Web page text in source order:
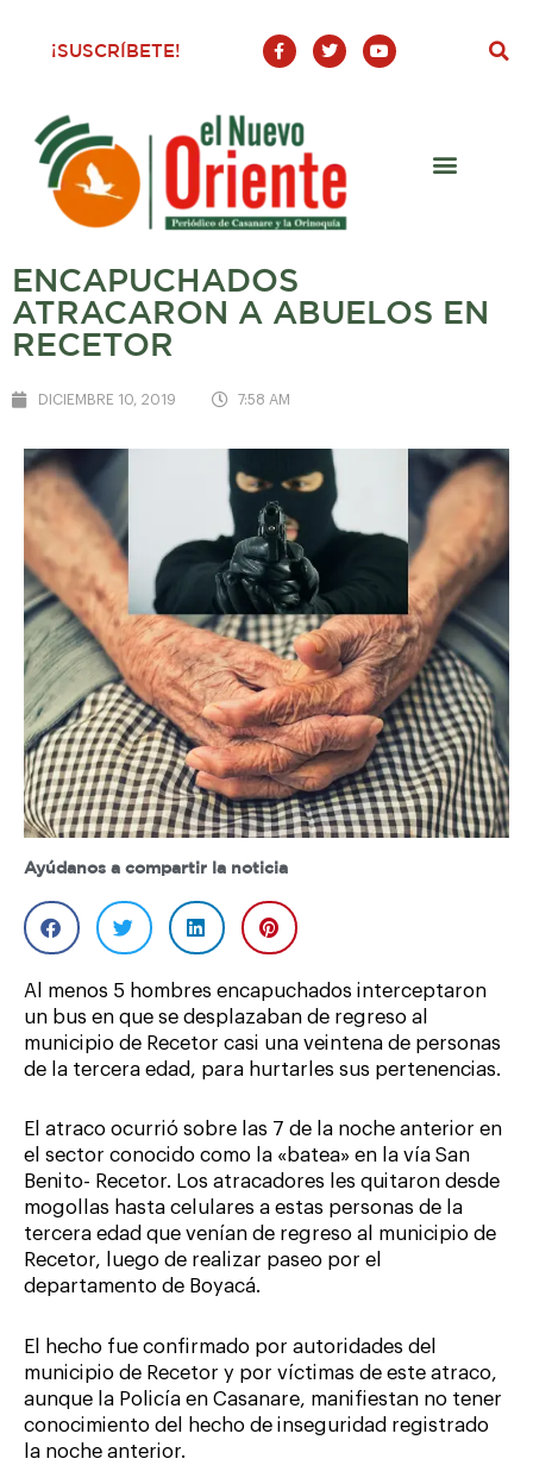
¡SUSCRÍBETE!
F
a
c
o
o
-
T
w
i
Y
o
u
ENCAPUCHADOS
ATRACARON A ABUELOS EN
RECETOR
DICIEMBRE 10, 2019 7:58 AM
Ayúdanos a compartir la noticia
Al menos 5 hombres encapuchados interceptaron
un bus en que se desplazaban de regreso al
municipio de Recetor casi una veintena de personas
de la tercera edad, para hurtarles sus pertenencias.
El atraco ocurrió sobre las 7 de la noche anterior en
el sector conocido como la «batea» en la vía San
Benito- Recetor. Los atracadores les quitaron desde
mogollas hasta celulares a estas personas de la
tercera edad que venían de regreso al municipio de
Recetor, luego de realizar paseo por el
departamento de Boyacá.
El hecho fue confirmado por autoridades del
municipio de Recetor y por víctimas de este atraco,
aunque la Policía en Casanare, manifiestan no tener
conocimiento del hecho de inseguridad registrado
la noche anterior.